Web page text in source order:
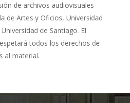
de archivos audiovisuales
de Artes y Oficios, Universidad
de Santiago. El
todos los derechos de
al material.